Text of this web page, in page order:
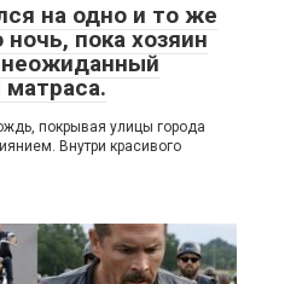
на одно и то же
пока хозяин
матраса.
покрывая улицы города
Внутри красивого